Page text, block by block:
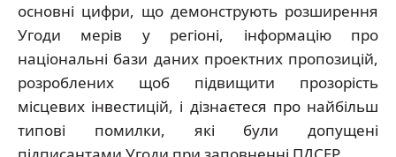
основні цифри, що демонструють розширення
Угоди мерів у регіоні, інформацію про
національні бази даних проектних пропозицій,
розроблених щоб підвищити прозорість
місцевих інвестицій, і дізнаєтеся про найбільш
типові помилки, які були допущені